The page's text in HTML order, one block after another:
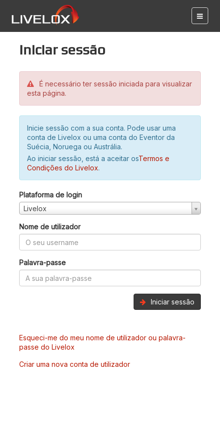
Iniciar sessão
É necessário ter sessão iniciada para visualizar
esta página.
Inicie sessão com a sua conta. Pode usar uma
conta de Livelox ou uma conta do Eventor da
Suécia, Noruega ou Austrália.
Ao iniciar sessão, está a aceitar osTermos e
Condições do Livelox.
Plataforma de login
Livelox
Nome de utilizador
Palavra-passe
Iniciar sessão
Esqueci-me do meu nome de utilizador ou palavra-
passe do Livelox
Criar uma nova conta de utilizador